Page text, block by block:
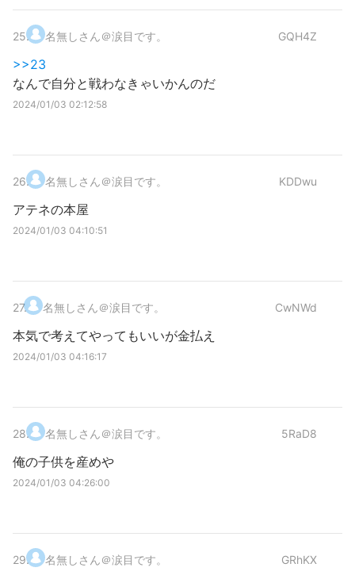
25. 名無しさん＠涙目です。 GQH4Z
>>23
なんで自分と戦わなきゃいかんのだ
2024/01/03 02:12:58
26. 名無しさん＠涙目です。 KDDwu
アテネの本屋
2024/01/03 04:10:51
27. 名無しさん＠涙目です。 CwNWd
本気で考えてやってもいいが金払え
2024/01/03 04:16:17
28. 名無しさん＠涙目です。 5RaD8
俺の子供を産めや
2024/01/03 04:26:00
29. 名無しさん＠涙目です。 GRhKX